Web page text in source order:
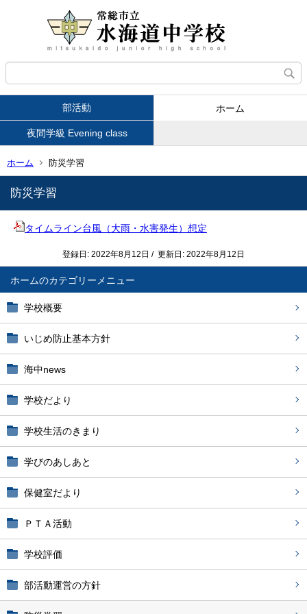
部活動 ホーム
夜間学級 Evening class
ホーム 防災学習
ホーム
学校概要
いじめ防止基本方針
海中news
学校だより
学校生活のきまり
学びのあしあと
保健室だより
ＰＴＡ活動
学校評価
部活動運営の方針
防災学習
タイムライン台風（大雨・水害発生）想定
登録日: 2022年8月12日 / 更新日: 2022年8月12日